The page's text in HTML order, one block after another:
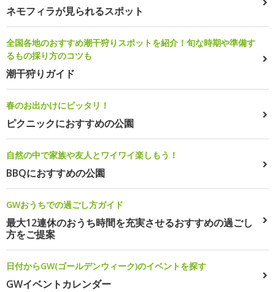
ネモフィラが見られるスポット
全国各地のおすすめ潮干狩りスポットを紹介！旬な時期や準備す
るもの採り方のコツも
潮干狩りガイド
春のお出かけにピッタリ！
ピクニックにおすすめの公園
自然の中で家族や友人とワイワイ楽しもう！
BBQにおすすめの公園
GWおうちでの過ごし方ガイド
最大12連休のおうち時間を充実させるおすすめの過ごし
方をご提案
日付からGW(ゴールデンウィーク)のイベントを探す
GWイベントカレンダー